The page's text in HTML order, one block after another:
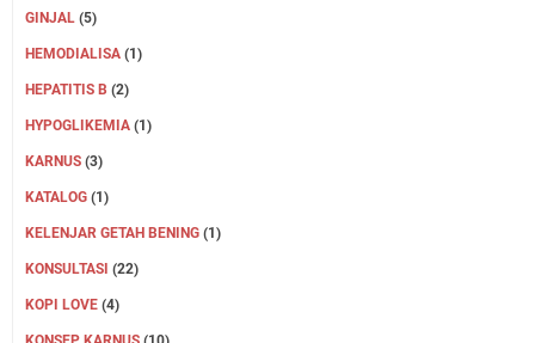
GINJAL (5)
HEMODIALISA (1)
HEPATITIS B (2)
HYPOGLIKEMIA (1)
KARNUS (3)
KATALOG (1)
KELENJAR GETAH BENING (1)
KONSULTASI (22)
KOPI LOVE (4)